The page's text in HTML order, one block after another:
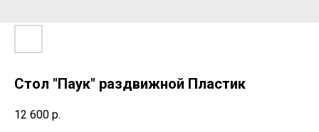
Стол "Паук" раздвижной Пластик
12 600 р.